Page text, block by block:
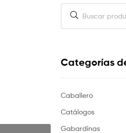
Categorías
Caballero
Catálogos
Gabardinas